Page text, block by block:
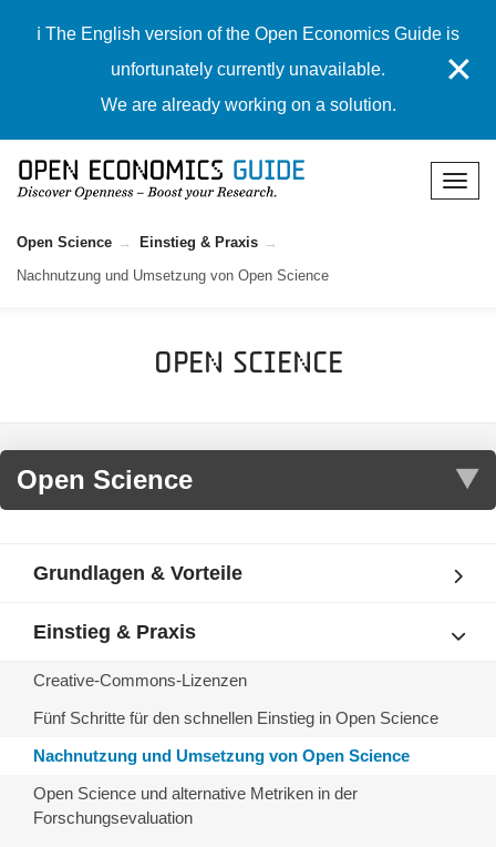
ℹ️ The English version of the Open Economics Guide is
unfortunately currently unavailable.
We are already working on a solution.
✕
Open Science
Einstieg & Praxis
Nachnutzung und Umsetzung von Open Science
Open Science
Grundlagen & Vorteile
Einstieg & Praxis
Creative-Commons-Lizenzen
Fünf Schritte für den schnellen Einstieg in Open Science
Nachnutzung und Umsetzung von Open Science
Open Science und alternative Metriken in der
Forschungsevaluation